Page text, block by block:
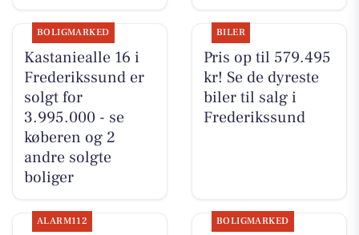
BOLIGMARKED
Kastaniealle 16 i
Frederikssund er
solgt for
3.995.000 - se
køberen og 2
andre solgte
boliger
BILER
Pris op til 579.495
kr! Se de dyreste
biler til salg i
Frederikssund
ALARM112 BOLIGMARKED